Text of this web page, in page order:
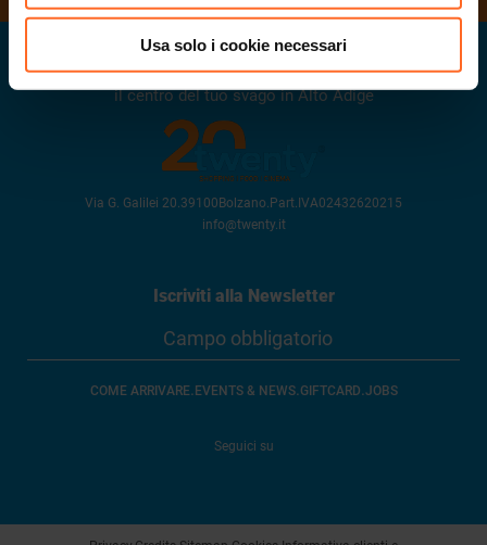
Usa solo i cookie necessari
Twenty
il centro del tuo svago in Alto Adige
Via G. Galilei 20.39100 Bolzano. Part.IVA02432620215
info@twenty.it
Iscriviti alla Newsletter
COME ARRIVARE. EVENTS & NEWS.GIFTCARD.JOBS
Seguici su